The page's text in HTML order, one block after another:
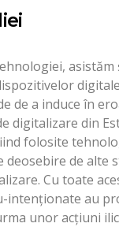
de a induce în
digitalizare din
folosite
deosebire de alte
Cu toate
intenționate au
unor acțiuni